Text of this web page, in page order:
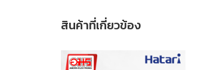
สินค้าที่เกี่ยวข้อง